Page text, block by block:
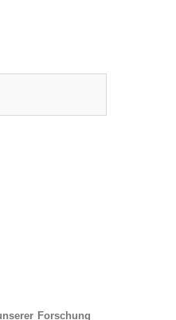
Forschung